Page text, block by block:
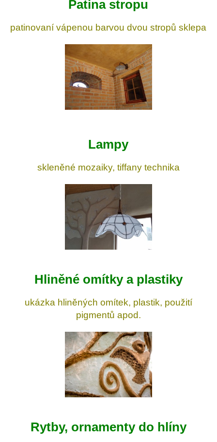
Patina stropu
patinovaní vápenou barvou dvou stropů sklepa
Lampy
skleněné mozaiky, tiffany technika
Hliněné omítky a plastiky
ukázka hliněných omítek, plastik, použití
pigmentů apod.
Rytby, ornamenty do hlíny